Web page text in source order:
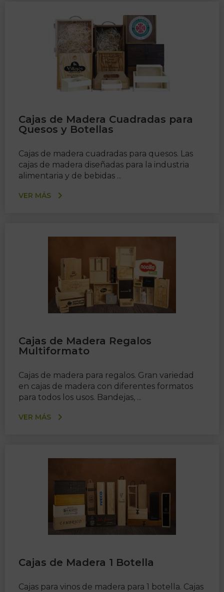
Cajas de Madera Cuadradas para
Quesos y Botellas
Cajas de madera cuadradas para quesos. Las
cajas de madera diseñadas para la industria
alimentaria y de bebidas ...
VER MÁS
Cajas de Madera Regalos
Multiformato
Cajas de madera para regalos. Gran variedad
en cajas de madera con diferentes formatos
para todos los usos. Bandejas, ...
VER MÁS
Cajas de Madera 1 Botella
Cajas para vinos de madera para 1 botella. Cajas